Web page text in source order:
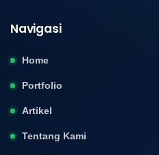
Navigasi
Home
Portfolio
Artikel
Tentang Kami